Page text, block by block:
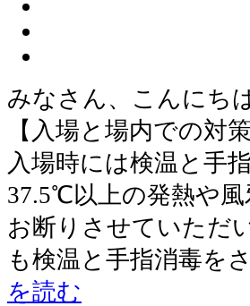
みなさん、こんにち
【入場と場内での対
入場時には検温と手
37.5℃以上の発熱や
お断りさせていただ
も検温と手指消毒を
を読む